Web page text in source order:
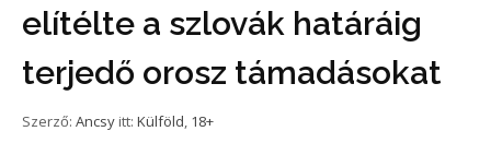
elítélte a szlovák határáig
terjedő orosz támadásokat
Szerző: Ancsy itt: Külföld, 18+